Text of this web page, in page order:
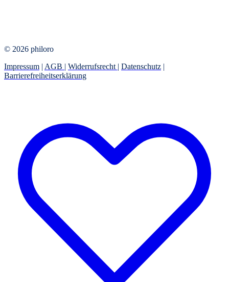
© 2026 philoro
Impressum | AGB | Widerrufsrecht | Datenschutz |
Barrierefreiheitserklärung